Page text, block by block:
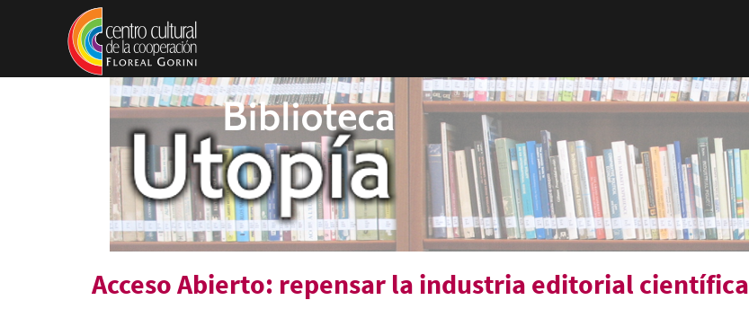
Pasar al contenido principal
Acceso Abierto: repensar la industria editorial científica